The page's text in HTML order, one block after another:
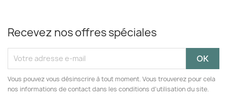
Recevez nos offres spéciales
Vous pouvez vous désinscrire à tout moment. Vous trouverez pour cela
nos informations de contact dans les conditions d'utilisation du site.